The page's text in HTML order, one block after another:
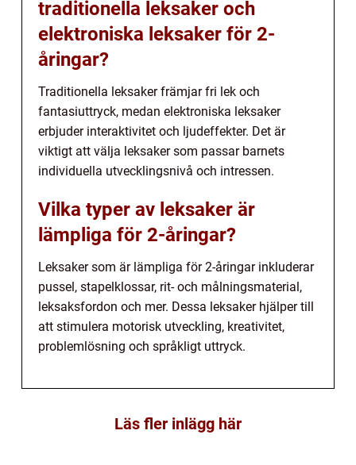
traditionella leksaker och
elektroniska leksaker för 2-
åringar?
Traditionella leksaker främjar fri lek och
fantasiuttryck, medan elektroniska leksaker
erbjuder interaktivitet och ljudeffekter. Det är
viktigt att välja leksaker som passar barnets
individuella utvecklingsnivå och intressen.
Vilka typer av leksaker är
lämpliga för 2-åringar?
Leksaker som är lämpliga för 2-åringar inkluderar
pussel, stapelklossar, rit- och målningsmaterial,
leksaksfordon och mer. Dessa leksaker hjälper till
att stimulera motorisk utveckling, kreativitet,
problemlösning och språkligt uttryck.
Läs fler inlägg här